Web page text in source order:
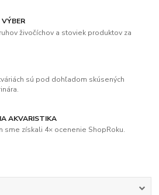
živočíchov a stoviek produktov za
sú pod dohľadom skúsených
AKVARISTIKA
sme získali 4× ocenenie ShopRoku.